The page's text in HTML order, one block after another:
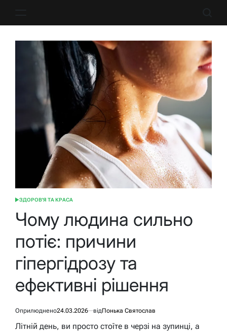
ОПУБЛІКУВАТИ
ЗДОРОВ'Я ТА КРАСА
Чому людина сильно
потіє: причини
гіпергідрозу та
ефективні рішення
Оприлюднено24.03.2026 відПонька Святослав
Літній день, ви просто стоїте в черзі на зупинці, а